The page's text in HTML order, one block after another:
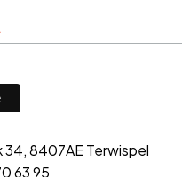
34, 8407AE Terwispel
63 95